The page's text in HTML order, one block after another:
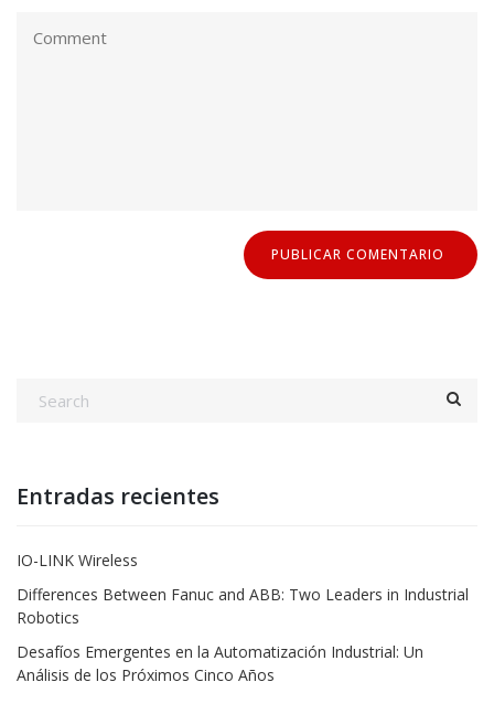
Entradas recientes
IO-LINK Wireless
Differences Between Fanuc and ABB: Two Leaders in Industrial
Robotics
Desafíos Emergentes en la Automatización Industrial: Un
Análisis de los Próximos Cinco Años